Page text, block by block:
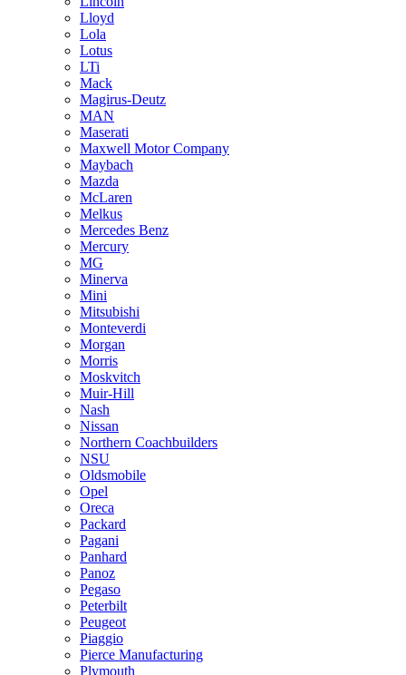
Lloyd
Lola
Lotus
LTi
Mack
Magirus-Deutz
MAN
Maserati
Maxwell Motor Company
Maybach
Mazda
McLaren
Melkus
Mercedes Benz
Mercury
MG
Minerva
Mini
Mitsubishi
Monteverdi
Morgan
Morris
Moskvitch
Muir-Hill
Nash
Nissan
Northern Coachbuilders
NSU
Oldsmobile
Opel
Oreca
Packard
Pagani
Panhard
Panoz
Pegaso
Peterbilt
Peugeot
Piaggio
Pierce Manufacturing
Plymouth